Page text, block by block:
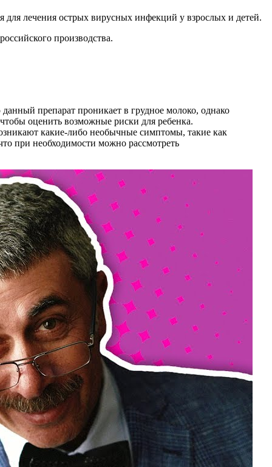
лечения острых вирусных инфекций у взрослых и детей.
производства.
препарат проникает в грудное молоко, однако
оценить возможные риски для ребенка.
какие-либо необычные симптомы, такие как
при необходимости можно рассмотреть